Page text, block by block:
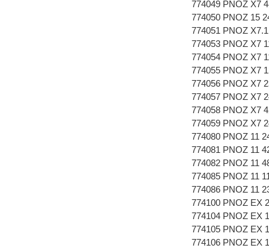
774049 PNOZ X7
774050 PNOZ 15
774051 PNOZ
774053 PNOZ X7
774054 PNOZ X7
774055 PNOZ X7
774056 PNOZ X7
774057 PNOZ X7
774058 PNOZ X7
774059 PNOZ X7
774080 PNOZ 11
774081 PNOZ 11
774082 PNOZ 11
774085 PNOZ 11
774086 PNOZ 11
774100 PNOZ EX
774104 PNOZ EX
774105 PNOZ EX
774106 PNOZ EX